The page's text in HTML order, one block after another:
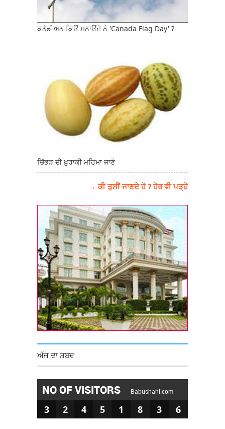
ਕਨੇਡੀਅਨ ਕਿਉਂ ਮਨਾਉਂਦੇ ਨੇ 'Canada Flag Day' ?
ਚਿੱਭੜ ਦੀ ਖ਼ੁਰਾਕੀ ਮਹਿਮਾ ਜਾਣੋ
→ ਕੀ ਤੁਸੀਂ ਜਾਣਦੇ ਹੋ ? ਹੋਰ ਵੀ ਪੜ੍ਹੋ
ਅੱਜ ਦਾ ਸ਼ਬਦ
NO OF VISITORS Babushahi.com
3 2 4 5 1 8 3 6